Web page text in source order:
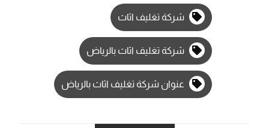
شركة تغليف اثاث
شركة تغليف اثاث بالرياض
عنوان شركة تغليف اثاث بالرياض